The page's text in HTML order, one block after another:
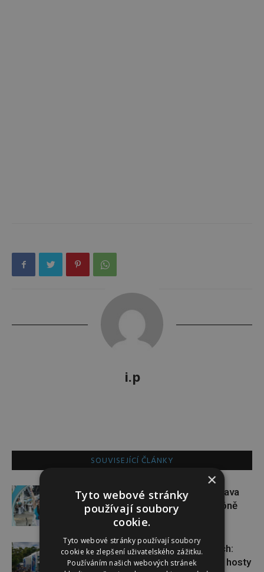
i.p
SOUVISEJÍCÍ ČLÁNKY
Dopřejte si na Colours of Ostrava
pauzu plnou zážitků v IQOS zóně
Nová tvář talk show ve Varech:
Dominik Vršanský přivítal známé hosty
×
Tyto webové stránky
používají soubory
cookie.
Tyto webové stránky používají soubory
cookie ke zlepšení uživatelského zážitku.
Používáním našich webových stránek